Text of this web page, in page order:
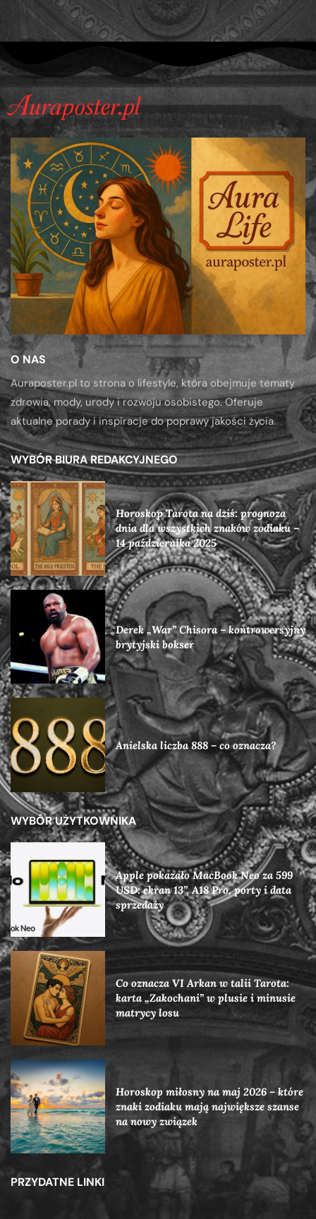
O NAS
Auraposter.pl to strona o lifestyle, która obejmuje tematy
zdrowia, mody, urody i rozwoju osobistego. Oferuje
aktualne porady i inspiracje do poprawy jakości życia.
WYBÓR BIURA REDAKCYJNEGO
Horoskop Tarota na dziś: prognoza
dnia dla wszystkich znaków zodiaku –
14 października 2025
Derek „War” Chisora – kontrowersyjny
brytyjski bokser
Anielska liczba 888 – co oznacza?
WYBÓR UŻYTKOWNIKA
Apple pokazało MacBook Neo za 599
USD: ekran 13”, A18 Pro, porty i data
sprzedaży
Co oznacza VI Arkan w talii Tarota:
karta „Zakochani” w plusie i minusie
matrycy losu
Horoskop miłosny na maj 2026 – które
znaki zodiaku mają największe szanse
na nowy związek
PRZYDATNE LINKI